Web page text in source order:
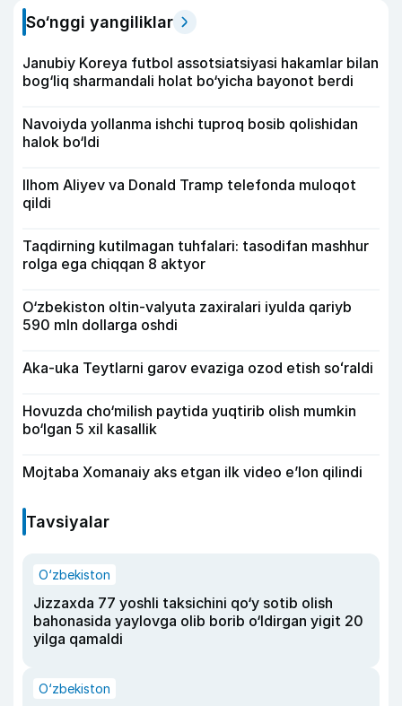
So‘nggi yangiliklar
Janubiy Koreya futbol assotsiatsiyasi hakamlar bilan
bog‘liq sharmandali holat bo‘yicha bayonot berdi
Navoiyda yollanma ishchi tuproq bosib qolishidan
halok bo‘ldi
Ilhom Aliyev va Donald Tramp telefonda muloqot
qildi
Taqdirning kutilmagan tuhfalari: tasodifan mashhur
rolga ega chiqqan 8 aktyor
O‘zbekiston oltin-valyuta zaxiralari iyulda qariyb
590 mln dollarga oshdi
Aka-uka Teytlarni garov evaziga ozod etish soʻraldi
Hovuzda cho‘milish paytida yuqtirib olish mumkin
bo‘lgan 5 xil kasallik
Mojtaba Xomanaiy aks etgan ilk video e’lon qilindi
Tavsiyalar
O‘zbekiston
Jizzaxda 77 yoshli taksichini qo‘y sotib olish
bahonasida yaylovga olib borib o‘ldirgan yigit 20
yilga qamaldi
O‘zbekiston